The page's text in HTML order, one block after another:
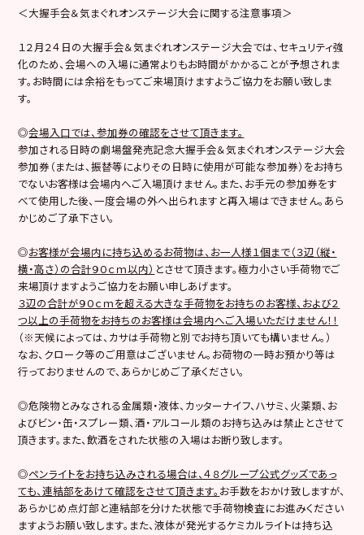
＜大握手会＆気まぐれオンステージ大会に関する注意事項＞
１２月２４日の大握手会＆気まぐれオンステージ大会では、セキュリティ強
化のため、会場への入場に通常よりもお時間がかかることが予想されま
す。お時間には余裕をもってご来場頂けますようご協力をお願い致しま
す。
◎会場入口では、参加券の確認をさせて頂きます。
参加される日時の劇場盤発売記念大握手会＆気まぐれオンステージ大会
参加券（または、振替等によりその日時に使用が可能な参加券）をお持ち
でないお客様は会場内へご入場頂けません。また、お手元の参加券をす
べて使用した後、一度会場の外へ出られますと再入場はできません。あら
かじめご了承下さい。
◎お客様が会場内に持ち込めるお荷物は、お一人様１個まで（３辺（縦・
横・高さ）の合計９０ｃｍ以内） とさせて頂きます。極力小さい手荷物でご
来場頂けますようご協力をお願い申しあげます。
３辺の合計が９０ｃｍを超える大きな手荷物をお持ちのお客様、および２
つ以上の手荷物をお持ちのお客様は会場内へご入場いただけません！！
（※天候によっては、カサは手荷物と別でお持ち頂いても構いません。）
なお、クローク等のご用意はございません。お荷物の一時お預かり等は
行っておりませんので、あらかじめご了承ください。
◎危険物とみなされる金属類・液体、カッターナイフ、ハサミ、火薬類、お
よびビン・缶・スプレー類、酒・アルコール類のお持ち込みは禁止とさせて
頂きます。また、飲酒をされた状態の入場はお断り致します。
◎ペンライトをお持ち込みされる場合は、４８グループ公式グッズであっ
ても、連結部をあけて確認をさせて頂きます。 お手数をおかけ致しますが、
あらかじめ点灯部と連結部を分けた状態で手荷物検査にお進みください
ますようお願い致します。また、液体が発光するケミカルライトは持ち込